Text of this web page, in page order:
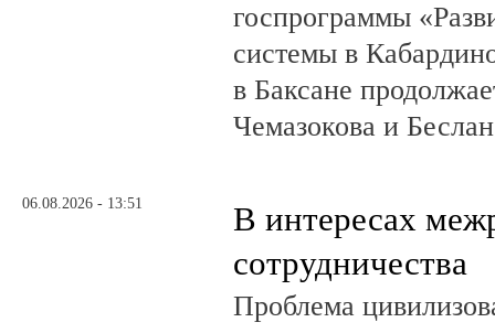
госпрограммы
системы в
в Баксане
Чемазокова и
06.08.2026 - 13:51
В интересах
сотрудничества
Проблема